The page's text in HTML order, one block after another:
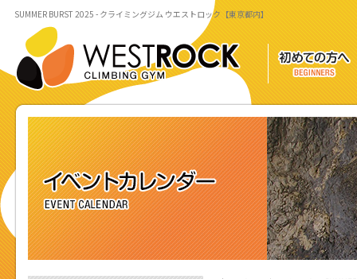
SUMMER BURST 2025 - クライミングジム ウエストロック【東京都内】